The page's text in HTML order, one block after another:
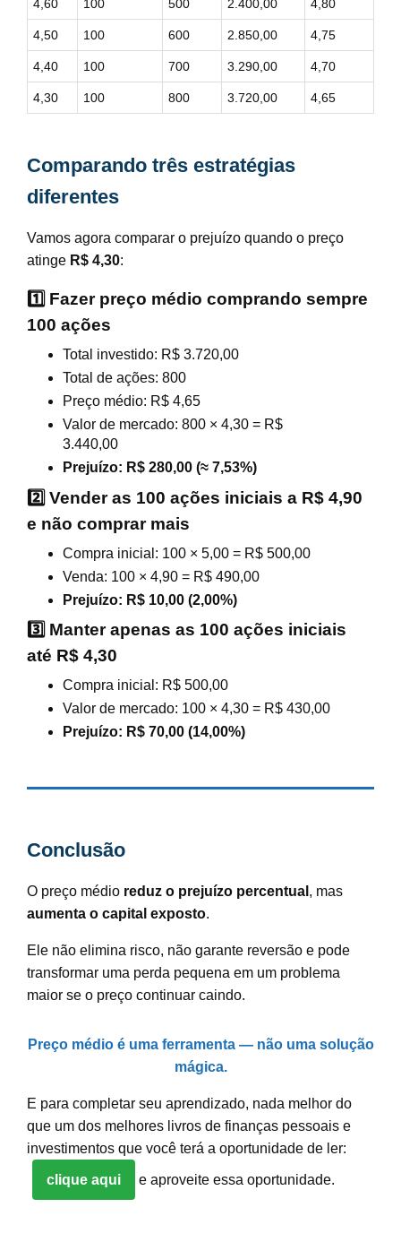
4,60 100 500 2.400,00 4,80
4,50 100 600 2.850,00 4,75
4,40 100 700 3.290,00 4,70
4,30 100 800 3.720,00 4,65
Comparando três estratégias
diferentes
Vamos agora comparar o prejuízo quando o preço
atinge R$ 4,30:
1️⃣ Fazer preço médio comprando sempre
100 ações
Total investido: R$ 3.720,00
Total de ações: 800
Preço médio: R$ 4,65
Valor de mercado: 800 × 4,30 = R$
3.440,00
Prejuízo: R$ 280,00 (≈ 7,53%)
2️⃣ Vender as 100 ações iniciais a R$ 4,90
e não comprar mais
Compra inicial: 100 × 5,00 = R$ 500,00
Venda: 100 × 4,90 = R$ 490,00
Prejuízo: R$ 10,00 (2,00%)
3️⃣ Manter apenas as 100 ações iniciais
até R$ 4,30
Compra inicial: R$ 500,00
Valor de mercado: 100 × 4,30 = R$ 430,00
Prejuízo: R$ 70,00 (14,00%)
Conclusão
O preço médio reduz o prejuízo percentual , mas
aumenta o capital exposto.
Ele não elimina risco, não garante reversão e pode
transformar uma perda pequena em um problema
maior se o preço continuar caindo.
Preço médio é uma ferramenta — não uma solução
mágica.
E para completar seu aprendizado, nada melhor do
que um dos melhores livros de finanças pessoais e
investimentos que você terá a oportunidade de ler:
clique aqui e aproveite essa oportunidade.